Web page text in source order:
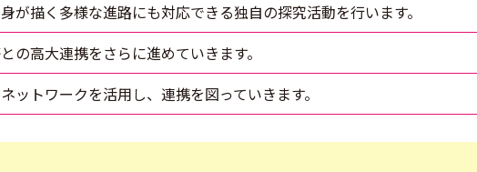
が描く多様な進路にも対応できる独自の探究活動を行います。
の高大連携をさらに進めていきます。
ットワークを活用し、連携を図っていきます。